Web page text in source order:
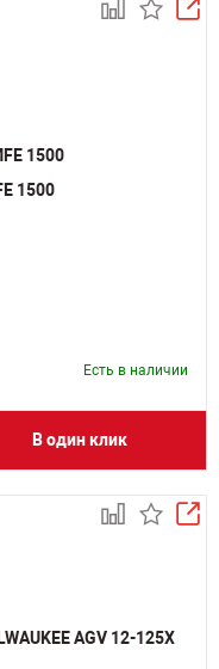
1500
Есть в наличии
В один клик